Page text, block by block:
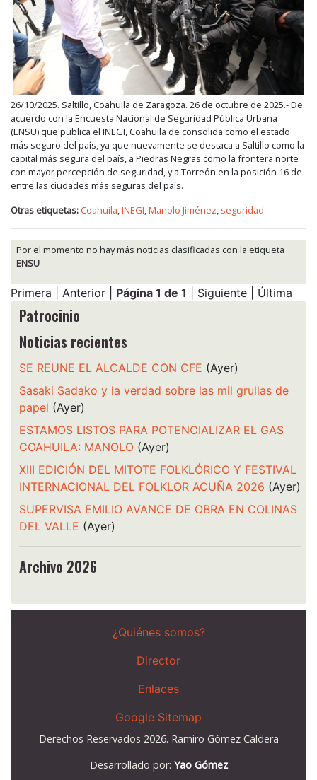
26/10/2025. Saltillo, Coahuila de Zaragoza. 26 de octubre de 2025.- De
acuerdo con la Encuesta Nacional de Seguridad Pública Urbana
(ENSU) que publica el INEGI, Coahuila de consolida como el estado
más seguro del país, ya que nuevamente se destaca a Saltillo como la
capital más segura del país, a Piedras Negras como la frontera norte
con mayor percepción de seguridad, y a Torreón en la posición 16 de
entre las ciudades más seguras del país.
Otras etiquetas: Coahuila,INEGI,Manolo Jiménez, seguridad
Por el momento no hay más noticias clasificadas con la etiqueta
ENSU
Primera | Anterior | Página 1 de 1 | Siguiente | Última
Patrocinio
Noticias recientes
SE REUNE EL ALCALDE CON CFE (Ayer)
Sasaki Sadako y la verdad sobre las mil grullas de
papel (Ayer)
ESTAMOS LISTOS PARA POTENCIALIZAR EL GAS
COAHUILA: MANOLO (Ayer)
XIII EDICIÓN DEL MITOTE FOLKLÓRICO Y FESTIVAL
INTERNACIONAL DEL FOLKLOR ACUÑA 2026 (Ayer)
SUPERVISA EMILIO AVANCE DE OBRA EN COLINAS
DEL VALLE (Ayer)
Archivo 2026
¿Quiénes somos?
Director
Enlaces
Google Sitemap
Derechos Reservados 2026. Ramiro Gómez Caldera
Desarrollado por: Yao Gómez